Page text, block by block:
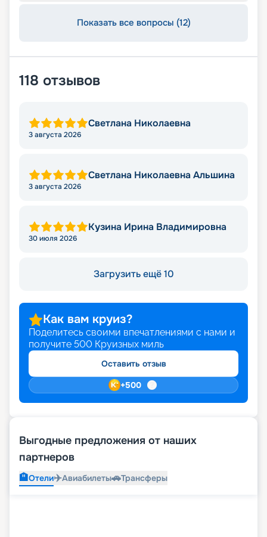
Показать все вопросы (12)
118 отзывов
Светлана Николаевна
3 августа 2026
Светлана Николаевна Альшина
3 августа 2026
Кузина Ирина Владимировна
30 июля 2026
Загрузить ещё 10
Как вам круиз?
Поделитесь своими впечатлениями с нами и
получите 500 Круизных миль
Оставить отзыв
+500
Выгодные предложения от наших
партнеров
🏨Отели✈️Авиабилеты🚗Трансферы